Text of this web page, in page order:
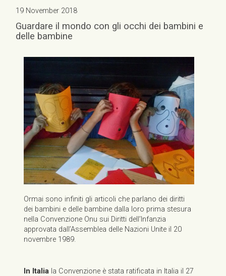
19 November 2018
Guardare il mondo con gli occhi dei bambini e
delle bambine
Ormai sono infiniti gli articoli che parlano dei diritti
dei bambini e delle bambine dalla loro prima stesura
nella Convenzione Onu sui Diritti dell’Infanzia
approvata dall’Assemblea delle Nazioni Unite il 20
novembre 1989.
In Italia la Convenzione è stata ratificata in Italia il 27